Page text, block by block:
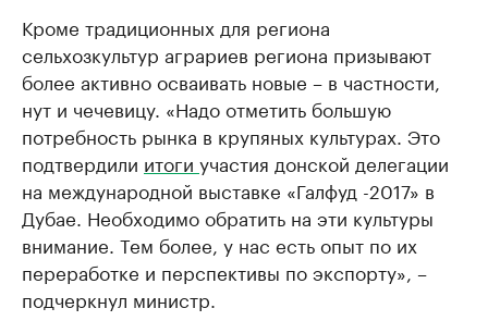
Кроме традиционных для региона
сельхозкультур аграриев региона призывают
более активно осваивать новые – в частности,
нут и чечевицу. «Надо отметить большую
потребность рынка в крупяных культурах. Это
подтвердили итоги участия донской делегации
на международной выставке «Галфуд -2017» в
Дубае. Необходимо обратить на эти культуры
внимание. Тем более, у нас есть опыт по их
переработке и перспективы по экспорту», –
подчеркнул министр.